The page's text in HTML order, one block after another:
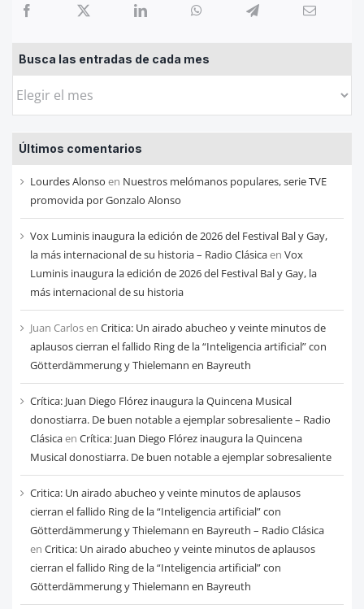
Busca las entradas de cada mes
Busca
entradas
de
cada
mes
Últimos comentarios
Lourdes Alonso en Nuestros melómanos populares, serie TVE
promovida por Gonzalo Alonso
Vox Luminis inaugura la edición de 2026 del Festival Bal y Gay,
la más internacional de su historia – Radio Clásicaen Vox
Luminis inaugura la edición de 2026 del Festival Bal y Gay, la
más internacional de su historia
Juan Carlosen Critica: Un airado abucheo y veinte minutos de
aplausos cierran el fallido Ring de la “Inteligencia artificial” con
Götterdämmerung y Thielemann en Bayreuth
Crítica: Juan Diego Flórez inaugura la Quincena Musical
donostiarra. De buen notable a ejemplar sobresaliente – Radio
Clásicaen Crítica: Juan Diego Flórez inaugura la Quincena
Musical donostiarra. De buen notable a ejemplar sobresaliente
Critica: Un airado abucheo y veinte minutos de aplausos
cierran el fallido Ring de la “Inteligencia artificial” con
Götterdämmerung y Thielemann en Bayreuth – Radio Clásica
en Critica: Un airado abucheo y veinte minutos de aplausos
cierran el fallido Ring de la “Inteligencia artificial” con
Götterdämmerung y Thielemann en Bayreuth